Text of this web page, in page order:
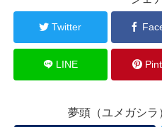
Twitter
LINE
夢頭（ユメガシラ